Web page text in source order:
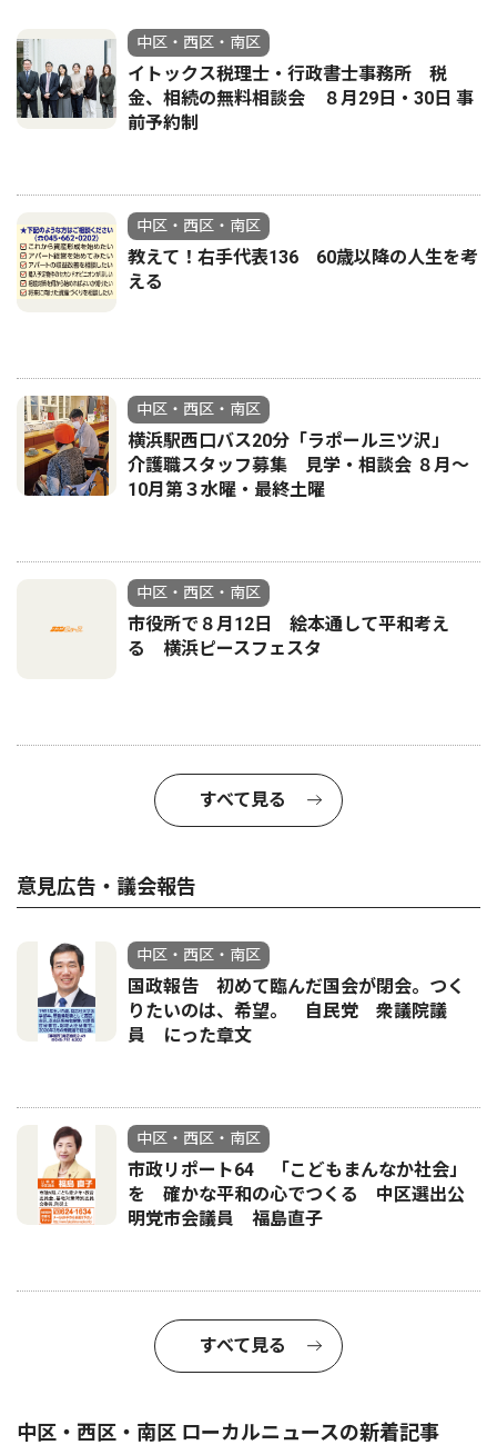
中区・西区・南区
イトックス税理士・行政書士事務所 税
金、相続の無料相談会 ８月29日・30日 事
前予約制
中区・西区・南区
教えて！右手代表136 60歳以降の人生を考
える
中区・西区・南区
横浜駅西口バス20分「ラポール三ツ沢」
介護職スタッフ募集 見学・相談会 ８月〜
10月第３水曜・最終土曜
中区・西区・南区
市役所で８月12日 絵本通して平和考え
る 横浜ピースフェスタ
すべて見る
意見広告・議会報告
中区・西区・南区
国政報告 初めて臨んだ国会が閉会。つく
りたいのは、希望。 自民党 衆議院議
員 にった章文
中区・西区・南区
市政リポート64 「こどもまんなか社会」
を 確かな平和の心でつくる 中区選出公
明党市会議員 福島直子
すべて見る
中区・西区・南区 ローカルニュースの新着記事